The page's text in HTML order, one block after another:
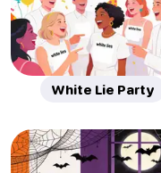
White Lie Party